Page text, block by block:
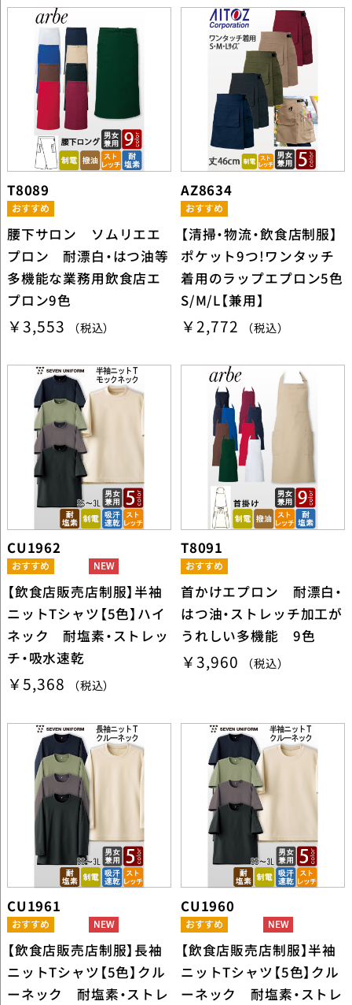
T8089
腰下サロン ソムリエエ
プロン 耐漂白・はつ油等
多機能な業務用飲食店エ
プロン9色
￥3,553 （税込）
AZ8634
【清掃・物流・飲食店制服】
ポケット9つ!ワンタッチ
着用のラップエプロン5色
S/M/L【兼用】
￥2,772 （税込）
CU1962
【飲食店販売店制服】半袖
ニットTシャツ【5色】ハイ
ネック 耐塩素・ストレッ
チ・吸水速乾
￥5,368 （税込）
T8091
首かけエプロン 耐漂白・
はつ油・ストレッチ加工が
うれしい多機能 9色
￥3,960 （税込）
CU1961
【飲食店販売店制服】長袖
ニットTシャツ【5色】クル
ーネック 耐塩素・ストレ
CU1960
【飲食店販売店制服】半袖
ニットTシャツ【5色】クル
ーネック 耐塩素・ストレ